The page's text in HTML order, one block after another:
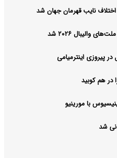
اختلاف نایب قهرمان جهان شد
والیبال ۲۰۲۶ شد
اینترمیامی
با مورینیو
شد